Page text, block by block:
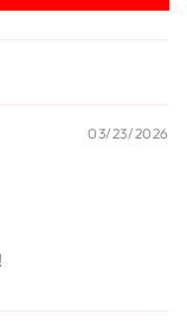
03/23/2026